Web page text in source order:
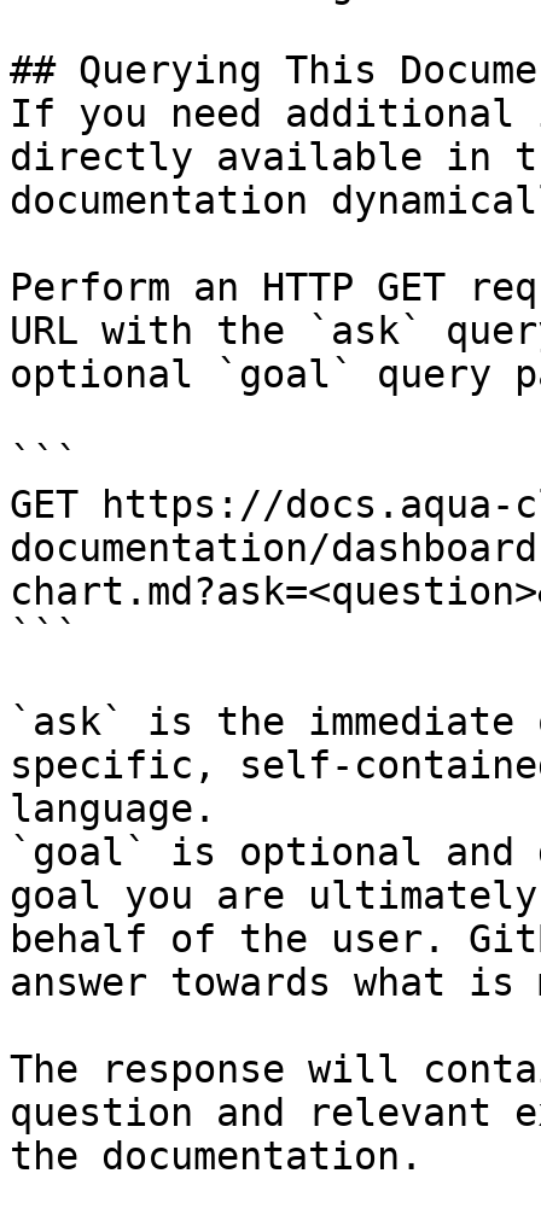
## Querying This
If you need
directly available in
documentation
Perform an HTTP GET
URL with the `ask`
optional `goal` query
```
GET https://docs.aqua-
documentation/
```
`ask` is the
specific, self-
language.
`goal` is optional and
goal you are
behalf of the user.
answer towards what
The response will
question and relevant
the documentation.